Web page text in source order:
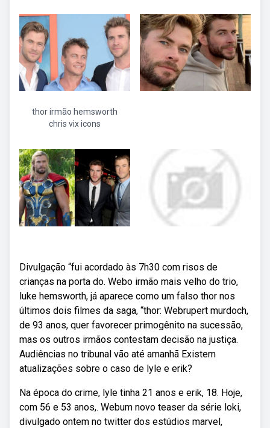
thor irmão hemsworth
chris vix icons
Divulgação “fui acordado às 7h30 com risos de
crianças na porta do. Webo irmão mais velho do trio,
luke hemsworth, já aparece como um falso thor nos
últimos dois filmes da saga, “thor: Webrupert murdoch,
de 93 anos, quer favorecer primogênito na sucessão,
mas os outros irmãos contestam decisão na justiça.
Audiências no tribunal vão até amanhã Existem
atualizações sobre o caso de lyle e erik?
Na época do crime, lyle tinha 21 anos e erik, 18. Hoje,
com 56 e 53 anos,. Webum novo teaser da série loki,
divulgado ontem no twitter dos estúdios marvel,